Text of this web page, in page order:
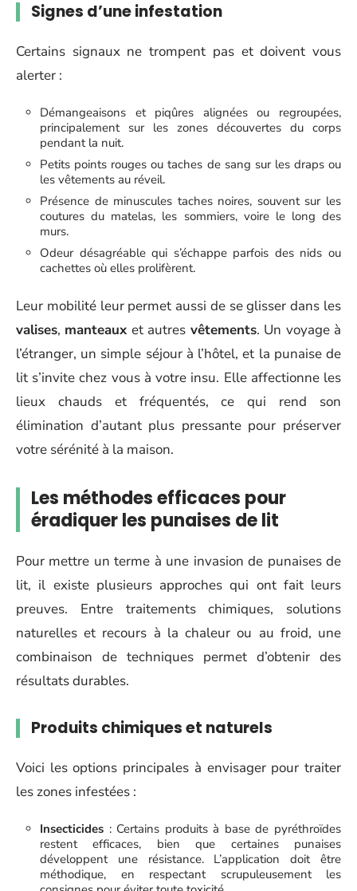
Signes d’une infestation
Certains signaux ne trompent pas et doivent vous
alerter :
Démangeaisons et piqûres alignées ou regroupées,
principalement sur les zones découvertes du corps
pendant la nuit.
Petits points rouges ou taches de sang sur les draps ou
les vêtements au réveil.
Présence de minuscules taches noires, souvent sur les
coutures du matelas, les sommiers, voire le long des
murs.
Odeur désagréable qui s’échappe parfois des nids ou
cachettes où elles prolifèrent.
Leur mobilité leur permet aussi de se glisser dans les
valises, manteaux et autres vêtements. Un voyage à
l’étranger, un simple séjour à l’hôtel, et la punaise de
lit s’invite chez vous à votre insu. Elle affectionne les
lieux chauds et fréquentés, ce qui rend son
élimination d’autant plus pressante pour préserver
votre sérénité à la maison.
Les méthodes efficaces pour
éradiquer les punaises de lit
Pour mettre un terme à une invasion de punaises de
lit, il existe plusieurs approches qui ont fait leurs
preuves. Entre traitements chimiques, solutions
naturelles et recours à la chaleur ou au froid, une
combinaison de techniques permet d’obtenir des
résultats durables.
Produits chimiques et naturels
Voici les options principales à envisager pour traiter
les zones infestées :
Insecticides : Certains produits à base de pyréthroïdes
restent efficaces, bien que certaines punaises
développent une résistance. L’application doit être
méthodique, en respectant scrupuleusement les